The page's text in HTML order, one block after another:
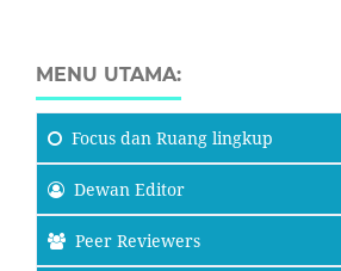
MENU UTAMA:
Focus dan Ruang lingkup
Dewan Editor
Peer Reviewers